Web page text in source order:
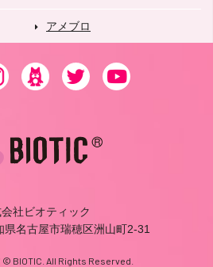
アメブロ
社ビオティック
県名古屋市瑞穂区洲山町2-31
© BIOTIC. All Rights Reserved.